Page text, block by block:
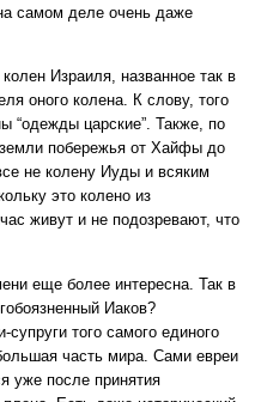
самом деле очень даже
Израиля, названное так в
оного колена. К слову, того
“одежды царские”. Также, по
побережья от Хайфы до
не колену Иуды и всяким
это колено из
живут и не подозревают, что
еще более интересна. Так в
Иаков?
того самого единого
часть мира. Сами евреи
уже после принятия